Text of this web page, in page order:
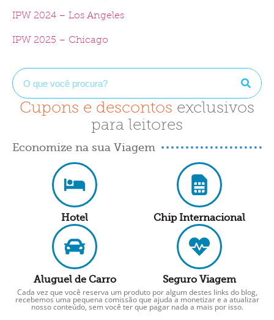
IPW 2024 – Los Angeles
IPW 2025 – Chicago
Cupons e descontos exclusivos
para leitores
Economize na sua Viagem
Hotel Chip Internacional
Aluguel de Carro Seguro Viagem
Cada vez que você reserva um produto por algum destes links do blog,
recebemos uma pequena comissão que ajuda a monetizar e a atualizar
nosso conteúdo, sem você ter que pagar nada a mais por isso.